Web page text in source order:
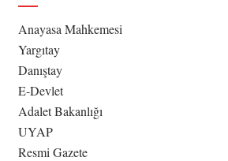
Anayasa Mahkemesi
Yargıtay
Danıştay
E-Devlet
Adalet Bakanlığı
UYAP
Resmi Gazete